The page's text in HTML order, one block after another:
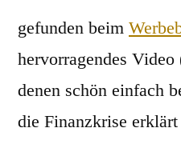
gefunden beim
hervorragendes
denen schön einfach
die Finanzkrise erklärt